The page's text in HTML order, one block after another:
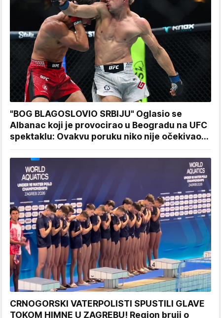
"BOG BLAGOSLOVIO SRBIJU" Oglasio se
Albanac koji je provocirao u Beogradu na UFC
spektaklu: Ovakvu poruku niko nije očekivao...
CRNOGORSKI VATERPOLISTI SPUSTILI GLAVE
TOKOM HIMNE U ZAGREBU! Region bruji o